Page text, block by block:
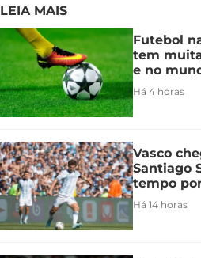
LEIA MAIS
Futebol
tem
e no
Há 4 horas
Vasco
Santiago
tempo
Há 14 horas